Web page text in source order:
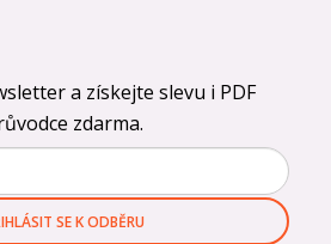
a získejte slevu i PDF
zdarma.
SE K ODBĚRU